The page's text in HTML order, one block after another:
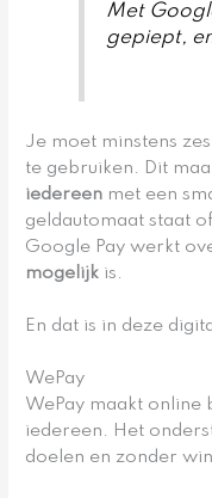
Met
gepiept,
Je moet minstens
te gebruiken. Dit
iedereen met een
geldautomaat staat
Google Pay werkt
mogelijk is.
En dat is in deze
WePay
WePay maakt online
iedereen. Het
doelen en zonder